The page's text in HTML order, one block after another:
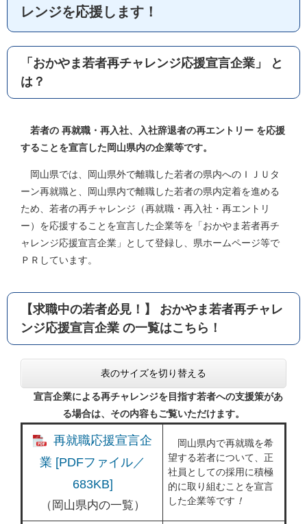
レンジを応援します！
「おかやま若者再チャレンジ応援宣言企業」 と
は？
若者の 再就職・再入社、入社辞退者の再エントリー を応援
することを宣言した岡山県内の企業等です。
岡山県では、岡山県外で離職した若者の県内へのＩＪＵタ
ーン再就職と、岡山県内で離職した若者の県内定着を進める
ため、若者の再チャレンジ（再就職・再入社・再エントリ
ー）を応援することを宣言した企業等を「おかやま若者再チ
ャレンジ応援宣言企業」として登録し、県ホームページ等で
ＰＲしています。
【求職中の若者必見！】 おかやま若者再チャレ
ンジ応援宣言企業 の一覧はこちら！
表のサイズを切り替える
宣言企業による再チャレンジを目指す若者への支援策があ
る場合は、その内容もご覧いただけます。
再就職応援宣言企
業 [PDFファイル／
683KB]
（岡山県内の一覧）
岡山県内で再就職を希
望する若者について、正
社員としての採用に積極
的に取り組むことを宣言
した企業等です ！